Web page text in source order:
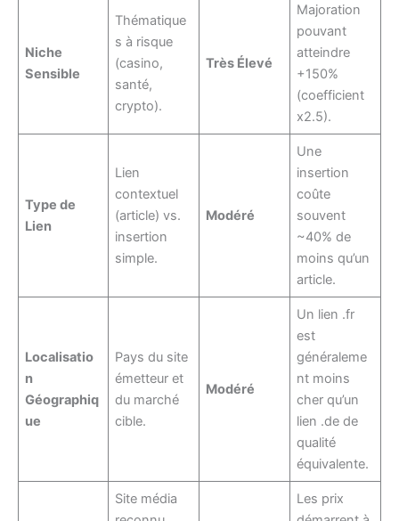
Niche
Sensible
Thématique
s à risque
(casino,
santé,
crypto).
Très Élevé
Majoration
pouvant
atteindre
+150%
(coefficient
x2.5).
Type de
Lien
Lien
contextuel
(article) vs.
insertion
simple.
Modéré
Une
insertion
coûte
souvent
~40% de
moins qu’un
article.
Localisatio
n
Géographiq
ue
Pays du site
émetteur et
du marché
cible.
Modéré
Un lien .fr
est
généraleme
nt moins
cher qu’un
lien .de de
qualité
équivalente.
Site média
Les prix